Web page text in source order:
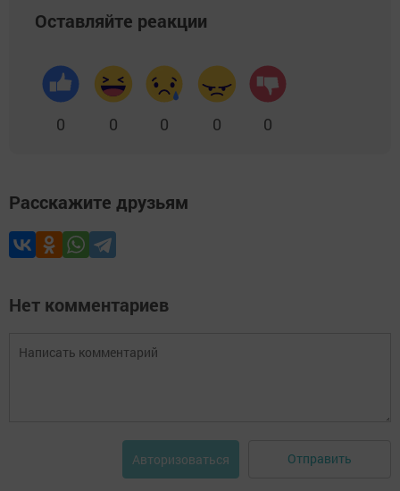
Оставляйте реакции
0 0 0 0 0
Расскажите друзьям
Нет комментариев
Авторизоваться Отправить